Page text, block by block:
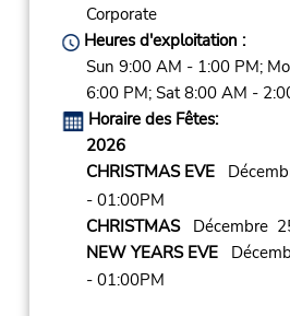
Corporate
Heures d'exploitation :
Sun 9:00 AM - 1:00 PM;
6:00 PM; Sat 8:00 AM -
Horaire des Fêtes:
2026
CHRISTMAS EVE
- 01:00PM
CHRISTMASDécembre
NEW YEARS EVE
- 01:00PM